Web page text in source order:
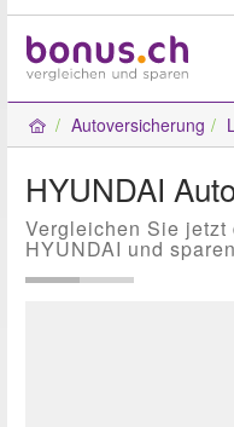
Autoversicherung
HYUNDAI
Vergleichen Sie
HYUNDAI und